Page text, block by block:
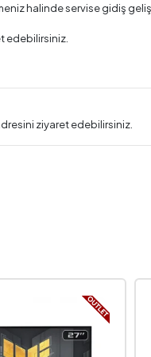
halinde servise gidiş geliş
edebilirsiniz.
ziyaret edebilirsiniz.